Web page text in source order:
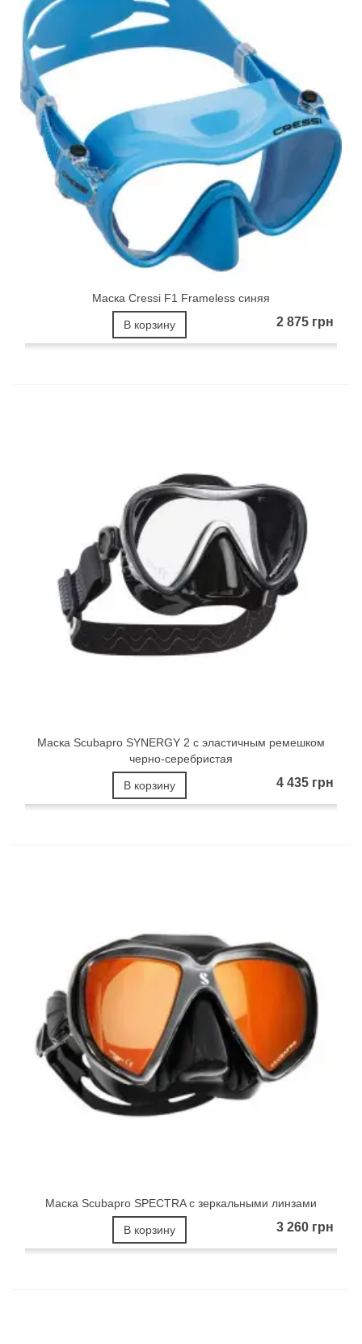
Маска Cressi F1 Frameless синяя
2 875 грн
В корзину
Маска Scubapro SYNERGY 2 с эластичным ремешком
черно-серебристая
4 435 грн
В корзину
Маска Scubapro SPECTRA с зеркальными линзами
3 260 грн
В корзину